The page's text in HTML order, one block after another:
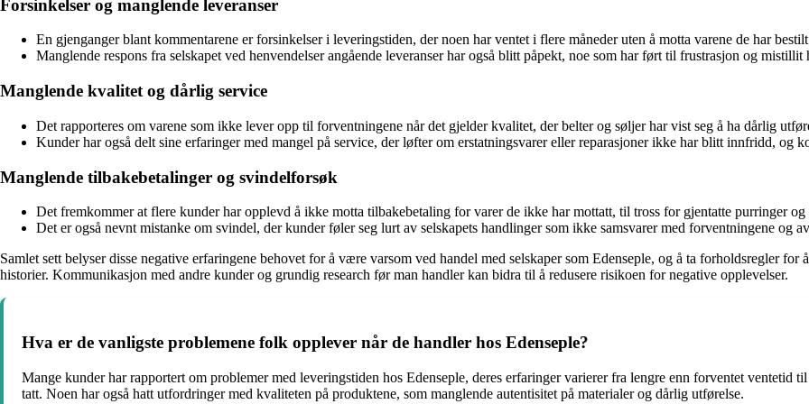
Forsinkelser og manglende leveranser
En gjenganger blant kommentarene er forsinkelser i leveringstiden, der noen har ventet i flere måneder uten å motta varene de har
Manglende respons fra selskapet ved henvendelser angående leveranser har også blitt påpekt, noe som har ført til frustrasjon og mistillit
Manglende kvalitet og dårlig service
Det rapporteres om varene som ikke lever opp til forventningene når det gjelder kvalitet, der belter og søljer har vist seg å ha dårlig
Kunder har også delt sine erfaringer med mangel på service, der løfter om erstatningsvarer eller reparasjoner ikke har blitt innfridd, og
Manglende tilbakebetalinger og svindelforsøk
Det fremkommer at flere kunder har opplevd å ikke motta tilbakebetaling for varer de ikke har mottatt, til tross for gjentatte purringer og
Det er også nevnt mistanke om svindel, der kunder føler seg lurt av selskapets handlinger som ikke samsvarer med forventningene og
Samlet sett belyser disse negative erfaringene behovet for å være varsom ved handel med selskaper som Edenseple, og å ta forholdsregler
historier. Kommunikasjon med andre kunder og grundig research før man handler kan bidra til å redusere risikoen for negative opplevelser.
Hva er de vanligste problemene folk opplever når de handler hos Edenseple?
Mange kunder har rapportert om problemer med leveringstiden hos Edenseple, deres erfaringer varierer fra lengre enn forventet ventetid
tatt. Noen har også hatt utfordringer med kvaliteten på produktene, som manglende autentisitet på materialer og dårlig utførelse.